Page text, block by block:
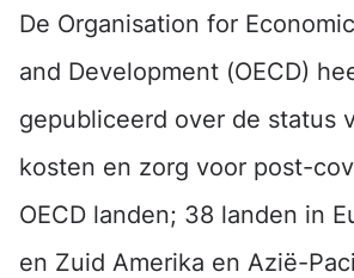
De Organisation for
and Development (OECD)
gepubliceerd over de status
kosten en zorg voor post-
OECD landen; 38 landen in
en Zuid Amerika en Azië-